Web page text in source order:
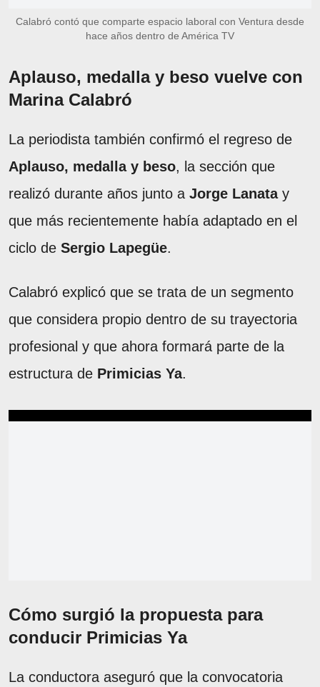
Calabró contó que comparte espacio laboral con Ventura desde
hace años dentro de América TV
Aplauso, medalla y beso vuelve con
Marina Calabró
La periodista también confirmó el regreso de
Aplauso, medalla y beso, la sección que
realizó durante años junto a Jorge Lanatay
que más recientemente había adaptado en el
ciclo de Sergio Lapegüe.
Calabró explicó que se trata de un segmento
que considera propio dentro de su trayectoria
profesional y que ahora formará parte de la
estructura de Primicias Ya.
Cómo surgió la propuesta para
conducir Primicias Ya
La conductora aseguró que la convocatoria